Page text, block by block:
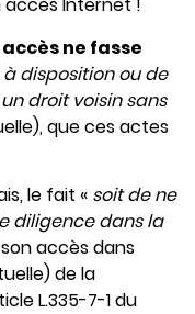
accès Internet !
ne fasse
disposition ou de
droit voisin sans
que ces actes
le fait « soit de ne
diligence dans la
accès dans
de la
L.335-7-1 du